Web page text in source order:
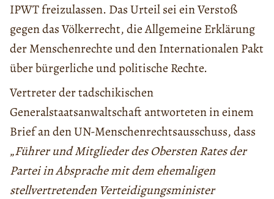
IPWT freizulassen. Das Urteil sei ein Verstoß
gegen das Völkerrecht, die Allgemeine Erklärung
der Menschenrechte und den Internationalen Pakt
über bürgerliche und politische Rechte.
Vertreter der tadschikischen
Generalstaatsanwaltschaft antworteten in einem
Brief an den UN-Menschenrechtsausschuss, dass
„Führer und Mitglieder des Obersten Rates der
Partei in Absprache mit dem ehemaligen
stellvertretenden Verteidigungsminister